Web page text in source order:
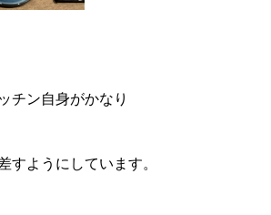
チン自身がかなり
すようにしています。